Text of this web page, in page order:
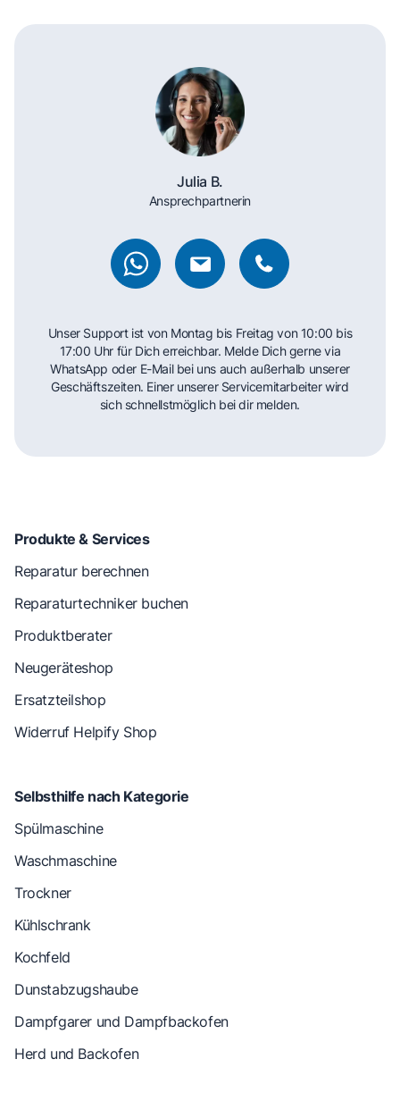
Julia B.
Ansprechpartnerin
Unser Support ist von Montag bis Freitag von 10:00 bis
17:00 Uhr für Dich erreichbar. Melde Dich gerne via
WhatsApp oder E-Mail bei uns auch außerhalb unserer
Geschäftszeiten. Einer unserer Servicemitarbeiter wird
sich schnellstmöglich bei dir melden.
Produkte & Services
Reparatur berechnen
Reparaturtechniker buchen
Produktberater
Neugeräteshop
Ersatzteilshop
Widerruf Helpify Shop
Selbsthilfe nach Kategorie
Spülmaschine
Waschmaschine
Trockner
Kühlschrank
Kochfeld
Dunstabzugshaube
Dampfgarer und Dampfbackofen
Herd und Backofen